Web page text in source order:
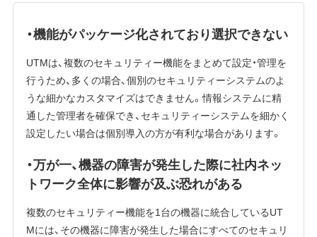
・機能がパッケージ化されており選択できない
UTMは、複数のセキュリティー機能をまとめて設定・管理を
行うため、多くの場合、個別のセキュリティーシステムのよ
うな細かなカスタマイズはできません。情報システムに精
通した管理者を確保でき、セキュリティーシステムを細かく
設定したい場合は個別導入の方が有利な場合があります。
・万が一、機器の障害が発生した際に社内ネッ
トワーク全体に影響が及ぶ恐れがある
複数のセキュリティー機能を1台の機器に統合しているUT
Mには、その機器に障害が発生した場合にすべてのセキュリ